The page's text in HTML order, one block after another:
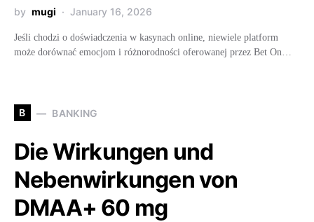
by mugi January 16, 2026
Jeśli chodzi o doświadczenia w kasynach online, niewiele platform
może dorównać emocjom i różnorodności oferowanej przez Bet On…
B BANKING
Die Wirkungen und
Nebenwirkungen von
DMAA+ 60 mg